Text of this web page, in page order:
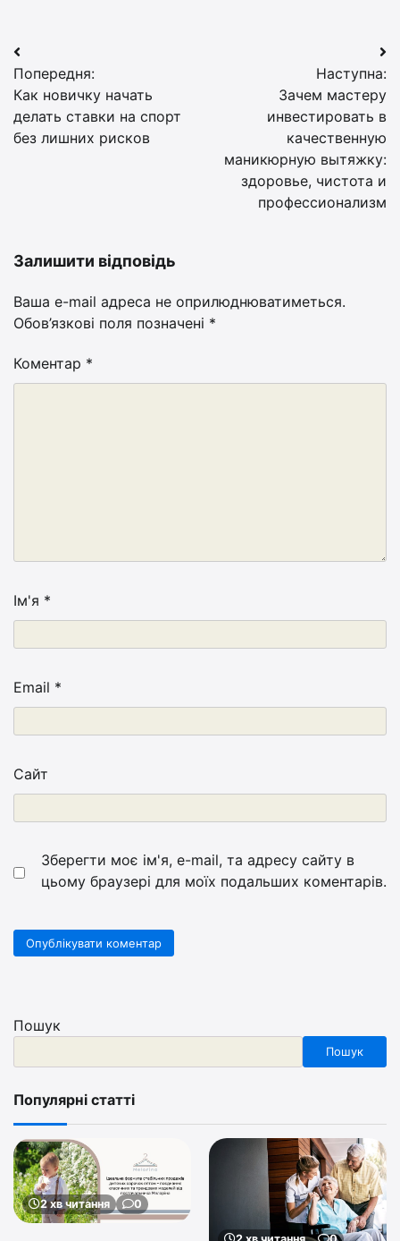
Навігація
записів
Попередня:
Как новичку начать
делать ставки на спорт
без лишних рисков
Наступна:
Зачем мастеру
инвестировать в
качественную
маникюрную вытяжку:
здоровье, чистота и
профессионализм
Залишити відповідь
Ваша e-mail адреса не оприлюднюватиметься.
Обов’язкові поля позначені *
Коментар *
Ім'я *
Email *
Сайт
Зберегти моє ім'я, e-mail, та адресу сайту в
цьому браузері для моїх подальших коментарів.
Пошук
Пошук
Популярні статті
2 хв читання 0